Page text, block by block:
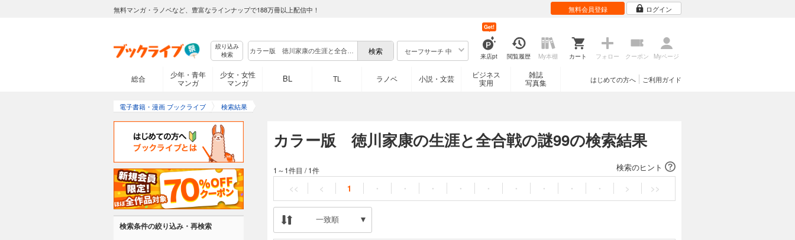
無料マンガ・ラノベなど、豊富なラインナップで188万冊以上配信中！ 無料会員登録 ログイン
絞り込み
検索
セーフサーチ 中
来店pt
Get!
閲覧履歴 My本棚 カート フォロー クーポン Myページ
総合
少年・青年
マンガ
少女・女性
マンガ
BL TL ラノベ 小説・文芸
ビジネス
実用
雑誌
写真集
ご利用ガイド
はじめての方へ
電子書籍・漫画 ブックライブ 検索結果
カラー版 徳川家康の生涯と全合戦の謎99の検索結果
検索のヒント
1～1件目 /1件
<< < 1 ・ ・ ・ ・ ・ ・ ・ ・ ・ > >>
一致順
検索条件の絞り込み・再検索